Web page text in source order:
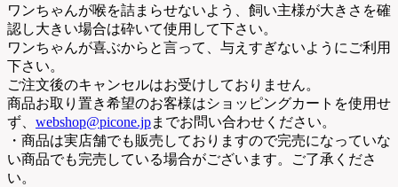
ワンちゃんが喉を詰まらせないよう、飼い主様が大きさを確
認し大きい場合は砕いて使用して下さい。
ワンちゃんが喜ぶからと言って、与えすぎないようにご利用
下さい。
ご注文後のキャンセルはお受けしておりません。
商品お取り置き希望のお客様はショッピングカートを使用せ
ず、 webshop@picone.jpまでお問い合わせください。
・商品は実店舗でも販売しておりますので完売になっていな
い商品でも完売している場合がございます。ご了承くださ
い。